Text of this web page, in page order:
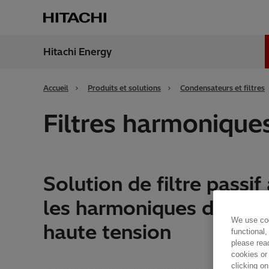
Hitachi Energy
Accueil Produits et solutions Condensateurs et filtres
Filtres
Solution de filtre passif
les harmoniques dans
haute tension
We use
please
cookies
clicking